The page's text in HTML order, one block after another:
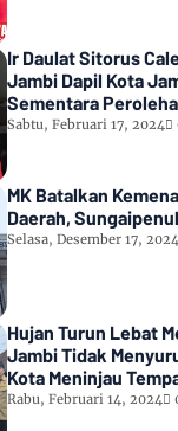
Ir Daulat Sitorus
Jambi Dapil Kota
Sementara Perolehan
2024
Sabtu, Februari 17, 2024
MK Batalkan
Daerah,
Selasa, Desember 17, 2024
Hujan Turun Lebat Mengguyur Kota
Jambi Tidak
Kota Meninjau Tempat Pemungutan
Suara Pemilu 2024
Rabu, Februari 14, 2024